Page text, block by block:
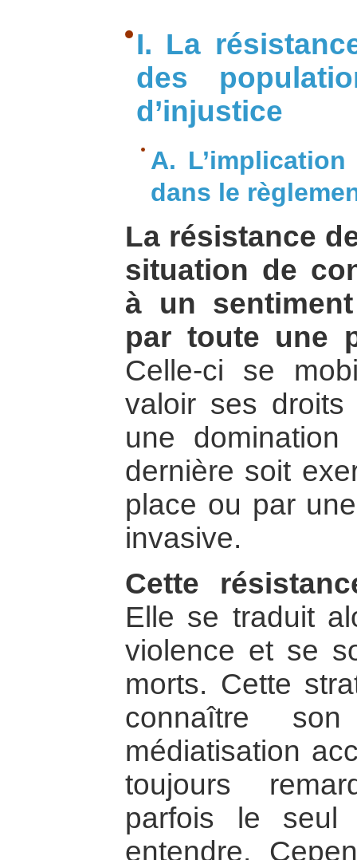
I. La
des
d’injustice
A.
dans le
La résistance
situation de
à un
par toute une
Celle-ci se
valoir ses
une
dernière soit
place ou par
invasive.
Cette
Elle se traduit
violence et se
morts. Cette
connaître
médiatisation
toujours
parfois le
entendre.